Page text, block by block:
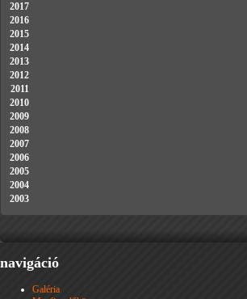
2017
2016
2015
2014
2013
2012
2011
2010
2009
2008
2007
2006
2005
2004
2003
navigáció
Galéria